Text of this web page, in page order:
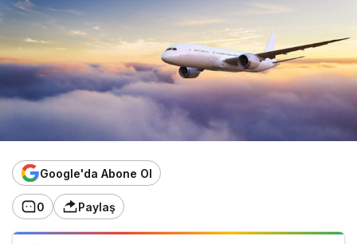
Google'da Abone Ol
0 Paylaş